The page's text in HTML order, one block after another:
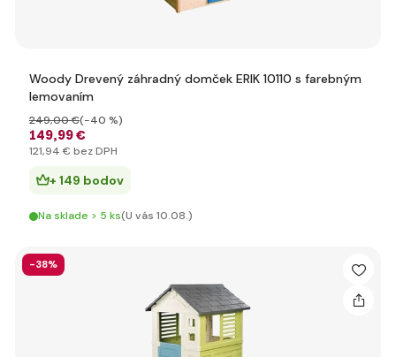
Woody Drevený záhradný domček ERIK 10110 s farebným
lemovaním
149,99 €
249,00 €(-40 %)
121,94 € bez DPH
+ 149 bodov
Na sklade > 5 ks(U vás 10.08.)
-38%